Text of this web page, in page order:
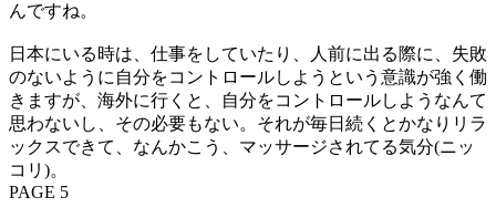
んですね。
日本にいる時は、仕事をしていたり、人前に出る際に、失敗
のないように自分をコントロールしようという意識が強く働
きますが、海外に行くと、自分をコントロールしようなんて
思わないし、その必要もない。それが毎日続くとかなりリラ
ックスできて、なんかこう、マッサージされてる気分(ニッ
コリ)。
PAGE 5